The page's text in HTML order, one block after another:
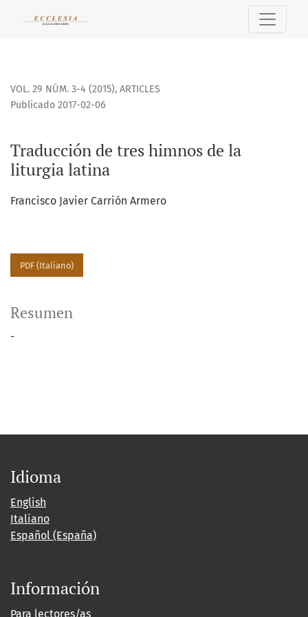
VOL. 29 NÚM. 3-4 (2015), ARTICLES
Traducción de tres himnos de la
liturgia latina
Publicado 2017-02-06
Francisco Javier Carrión Armero
PDF (Italiano)
Resumen
-
Idioma
English
Italiano
Español (España)
Información
Para lectores/as